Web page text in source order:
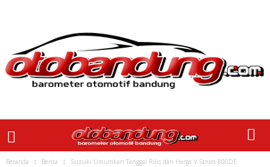
Beranda Berita Suzuki Umumkan Tanggal Rilis dan Harga V-Strom 800DE